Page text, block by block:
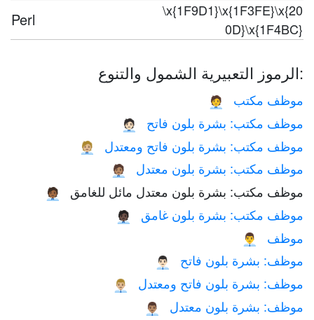
Perl
\x{1F9D1}\x{1F3FE}\x{20
0D}\x{1F4BC}
الرموز التعبيرية الشمول والتنوع:
🧑‍💼 موظف مكتب
🧑🏻‍💼 موظف مكتب: بشرة بلون فاتح
🧑🏼‍💼 موظف مكتب: بشرة بلون فاتح ومعتدل
🧑🏽‍💼 موظف مكتب: بشرة بلون معتدل
🧑🏾‍💼 موظف مكتب: بشرة بلون معتدل مائل للغامق
🧑🏿‍💼 موظف مكتب: بشرة بلون غامق
👨‍💼 موظف
👨🏻‍💼 موظف: بشرة بلون فاتح
👨🏼‍💼 موظف: بشرة بلون فاتح ومعتدل
👨🏽‍💼
موظف: بشرة بلون معتدل